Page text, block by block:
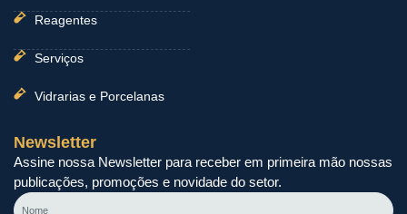
Reagentes
Serviços
Vidrarias e Porcelanas
Newsletter
Assine nossa Newsletter para receber em primeira mão nossas
publicações, promoções e novidade do setor.
Nome